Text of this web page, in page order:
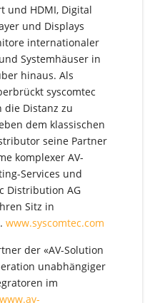
und HDMI, Digital
und Displays
internationaler
Systemhäuser in
hinaus. Als
syscomtec
die Distanz zu
dem klassischen
seine Partner
komplexer AV-
Services und
Distribution AG
Sitz in
www.syscomtec.com
der «AV-Solution
unabhängiger
im
www.av-